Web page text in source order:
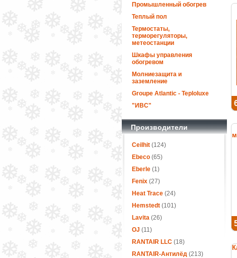
Промышленный обогрев
Теплый пол
Термостаты,
терморегуляторы,
метеостанции
Шкафы управления
обогревом
Молниезащита и
заземление
Groupe Atlantic - Teploluxe
"ИВС"
Производители
Ceilhit(124)
Ebeco(65)
Eberle(1)
Fenix(27)
Heat Trace(24)
Hemstedt(101)
Lavita(26)
OJ (11)
RANTAIR LLC(18)
RANTAIR-Антилёд(213)